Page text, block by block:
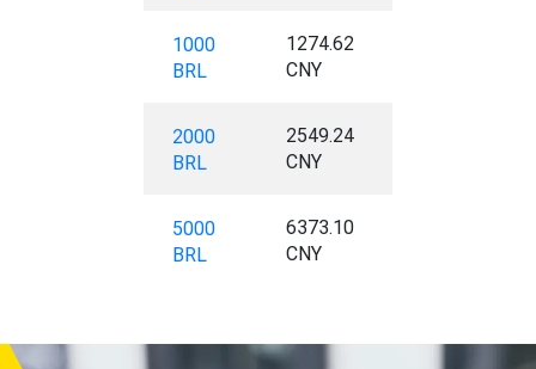
1000
BRL
1274.62
CNY
2000
BRL
2549.24
CNY
5000
BRL
6373.10
CNY